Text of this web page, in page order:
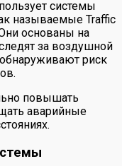
системы
называемые Traffic
основаны на
за воздушной
риск
повышать
аварийные